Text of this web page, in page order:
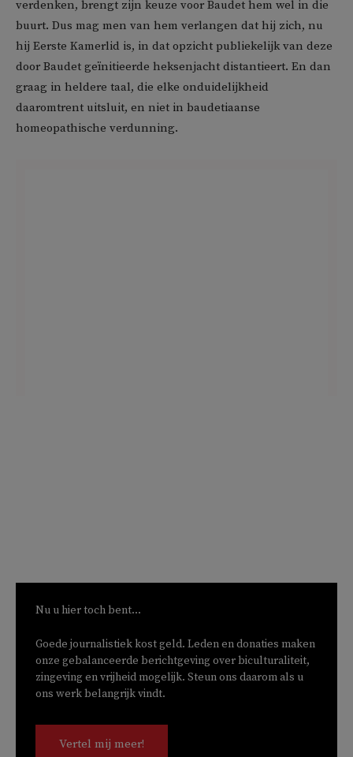
verdenken, brengt zijn keuze voor Baudet hem wel in die
buurt. Dus mag men van hem verlangen dat hij zich, nu
hij Eerste Kamerlid is, in dat opzicht publiekelijk van deze
door Baudet geïnitieerde heksenjacht distantieert. En dan
graag in heldere taal, die elke onduidelijkheid
daaromtrent uitsluit, en niet in baudetiaanse
homeopathische verdunning.
Nu u hier toch bent...
Goede journalistiek kost geld. Leden en donaties maken
onze gebalanceerde berichtgeving over biculturaliteit,
zingeving en vrijheid mogelijk. Steun ons daarom als u
ons werk belangrijk vindt.
Vertel mij meer!